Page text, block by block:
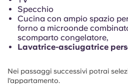
Specchio
Cucina con ampio spazio
forno a microonde
scomparto congelatore,
Lavatrice-asciugatrice
Nei passaggi successivi potrai
l'appartamento.